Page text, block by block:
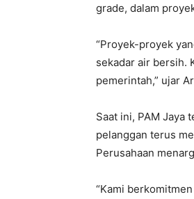
grade, dalam
“Proyek-proyek
sekadar air bersih.
pemerintah,” ujar
Saat ini, PAM Jaya
pelanggan terus
Perusahaan
“Kami